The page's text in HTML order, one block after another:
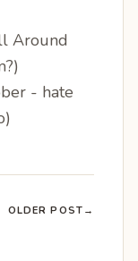
Around
- hate
OLDER POST →